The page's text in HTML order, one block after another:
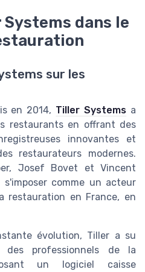
Systems dans le
sur les
en 2014, Tiller Systems a
restaurants en offrant des
innovantes et
restaurateurs modernes.
Josef Bovet et Vincent
comme un acteur
restauration en France, en
évolution, Tiller a su
des professionnels de la
un logiciel caisse